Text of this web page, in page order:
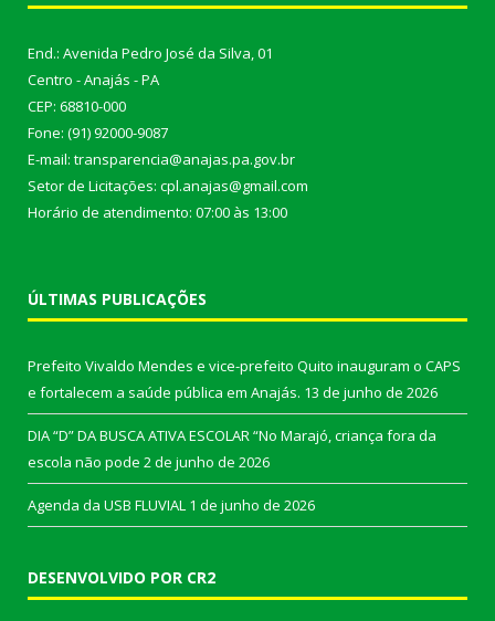
End.: Avenida Pedro José da Silva, 01
Centro - Anajás - PA
CEP: 68810-000
Fone: (91) 92000-9087
E-mail: transparencia@anajas.pa.gov.br
Setor de Licitações: cpl.anajas@gmail.com
Horário de atendimento: 07:00 às 13:00
ÚLTIMAS PUBLICAÇÕES
Prefeito Vivaldo Mendes e vice-prefeito Quito inauguram o CAPS
e fortalecem a saúde pública em Anajás. 13 de junho de 2026
DIA “D” DA BUSCA ATIVA ESCOLAR “No Marajó, criança fora da
escola não pode 2 de junho de 2026
Agenda da USB FLUVIAL 1 de junho de 2026
DESENVOLVIDO POR CR2